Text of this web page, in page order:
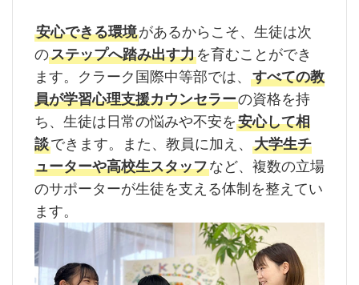
安心できる環境があるからこそ、生徒は次
のステップへ踏み出す力を育むことができ
ます。クラーク国際中等部では、 すべての教
員が学習心理支援カウンセラーの資格を持
ち、生徒は日常の悩みや不安を安心して相
談できます。また、教員に加え、 大学生チ
ューターや高校生スタッフなど、複数の立場
のサポーターが生徒を支える体制を整えてい
ます。